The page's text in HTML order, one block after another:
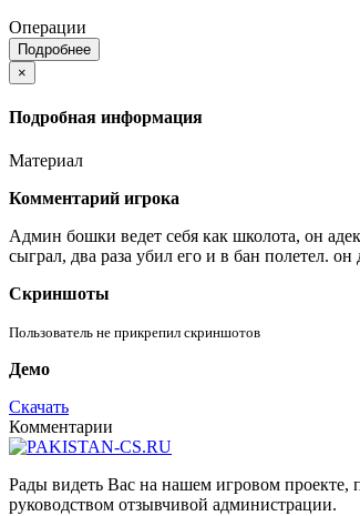
Операции
Подробнее
×
Подробная информация
Материал
Комментарий игрока
Админ бошки ведет себя как школота, он
сыграл, два раза убил его и в бан полетел.
Скриншоты
Пользователь не прикрепил скриншотов
Демо
Скачать
Комментарии
Рады видеть Вас на нашем игровом проекте,
руководством отзывчивой администрации.